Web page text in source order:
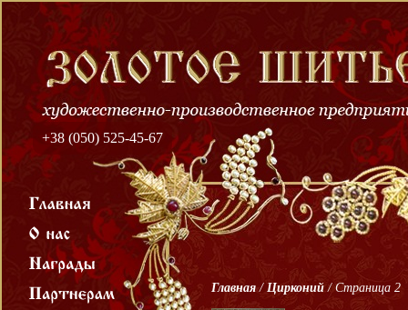
+38 (050) 525-45-67
Главная / Цирконий/ Страница 2